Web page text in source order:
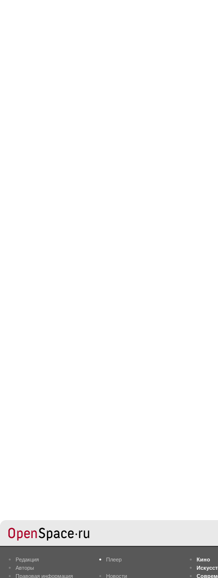
Редакция
Авторы
Правовая информация
Плеер
Новости
Кино